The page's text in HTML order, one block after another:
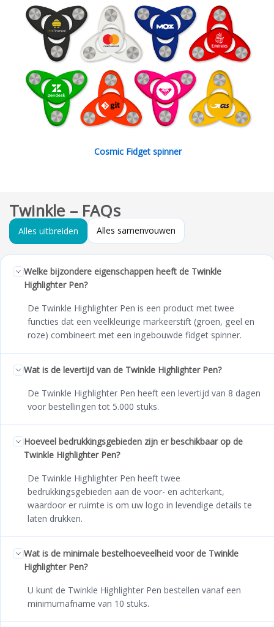
Cosmic Fidget spinner
Twinkle – FAQs
Alles uitbreiden Alles samenvouwen
Welke bijzondere eigenschappen heeft de Twinkle
Highlighter Pen?
De Twinkle Highlighter Pen is een product met twee
functies dat een veelkleurige markeerstift (groen, geel en
roze) combineert met een ingebouwde fidget spinner.
Wat is de levertijd van de Twinkle Highlighter Pen?
De Twinkle Highlighter Pen heeft een levertijd van 8 dagen
voor bestellingen tot 5.000 stuks.
Hoeveel bedrukkingsgebieden zijn er beschikbaar op de
Twinkle Highlighter Pen?
De Twinkle Highlighter Pen heeft twee
bedrukkingsgebieden aan de voor- en achterkant,
waardoor er ruimte is om uw logo in levendige details te
laten drukken.
Wat is de minimale bestelhoeveelheid voor de Twinkle
Highlighter Pen?
U kunt de Twinkle Highlighter Pen bestellen vanaf een
minimumafname van 10 stuks.